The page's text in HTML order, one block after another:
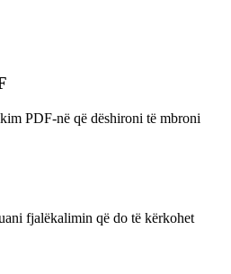
PDF-në që dëshironi të mbroni
fjalëkalimin që do të kërkohet